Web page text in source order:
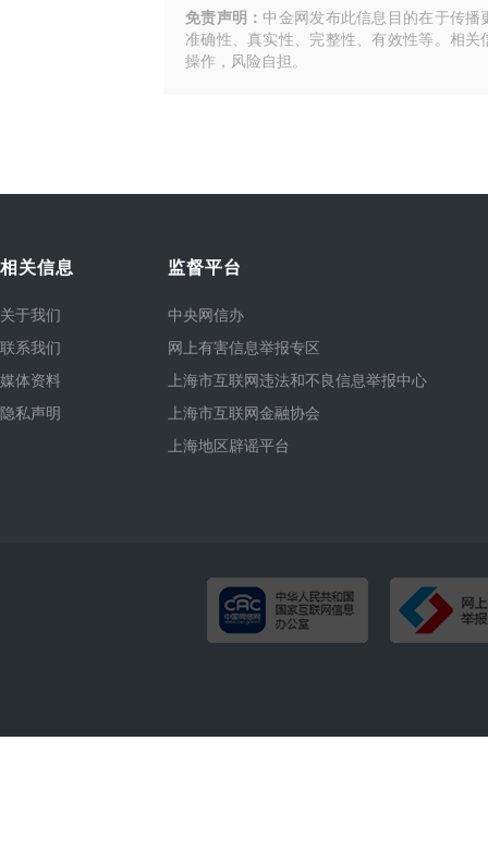
免责声明： 中金网发布此信息目的在于传
准确性、真实性、完整性、有效性等。相
操作，风险自担。
相关信息
关于我们
联系我们
媒体资料
隐私声明
监督平台
中央网信办
网上有害信息举报专区
上海市互联网违法和不良信息举报中心
上海市互联网金融协会
上海地区辟谣平台